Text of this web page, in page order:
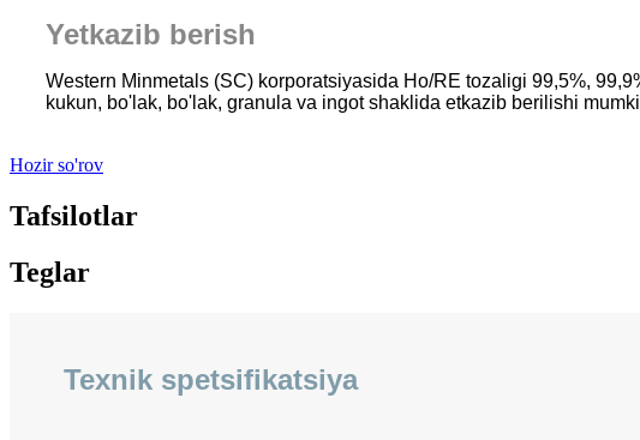
Yetkazib berish
Western Minmetals (SC) korporatsiyasida Ho/RE tozaligi 99,5%,
kukun, bo'lak, bo'lak, granula va ingot shaklida etkazib berilishi
Hozir so'rov
Tafsilotlar
Teglar
Texnik spetsifikatsiya